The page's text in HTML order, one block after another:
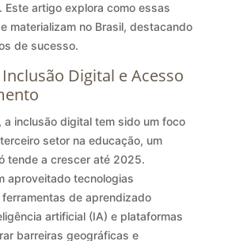
Este artigo explora como essas
materializam no Brasil, destacando
de sucesso.
Digital e Acesso
a inclusão digital tem sido um foco
setor na educação, um
tende a crescer até 2025.
aproveitado tecnologias
de aprendizado
artificial (IA) e plataformas
barreiras geográficas e